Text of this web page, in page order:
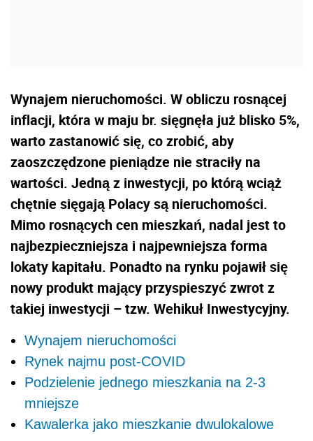
Wynajem nieruchomości. W obliczu rosnącej
inflacji, która w maju br. sięgnęła już blisko 5%,
warto zastanowić się, co zrobić, aby
zaoszczędzone pieniądze nie straciły na
wartości. Jedną z inwestycji, po którą wciąż
chętnie sięgają Polacy są nieruchomości.
Mimo rosnących cen mieszkań, nadal jest to
najbezpieczniejsza i najpewniejsza forma
lokaty kapitału. Ponadto na rynku pojawił się
nowy produkt mający przyspieszyć zwrot z
takiej inwestycji – tzw. Wehikuł Inwestycyjny.
Wynajem nieruchomości
Rynek najmu post-COVID
Podzielenie jednego mieszkania na 2-3
mniejsze
Kawalerka jako mieszkanie dwulokalowe